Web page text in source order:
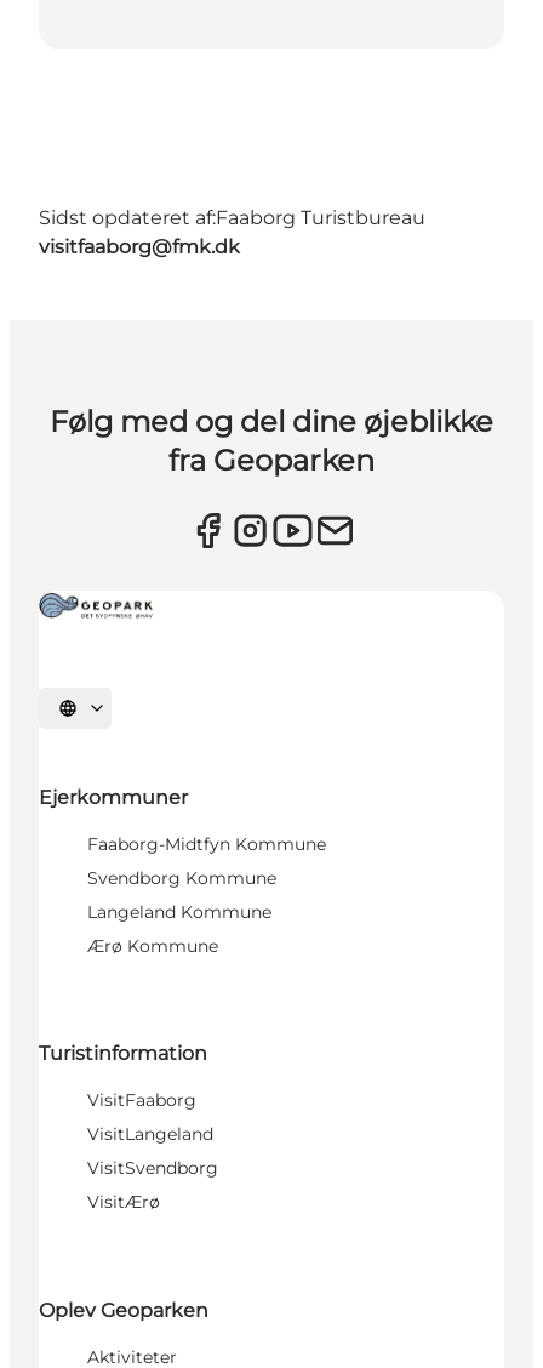
Sidst opdateret af:Faaborg Turistbureau
visitfaaborg@fmk.dk
Følg med og del dine øjeblikke
fra Geoparken
Vælg sprog
Ejerkommuner
Faaborg-Midtfyn Kommune
Svendborg Kommune
Langeland Kommune
Ærø Kommune
Turistinformation
VisitFaaborg
VisitLangeland
VisitSvendborg
VisitÆrø
Oplev Geoparken
Aktiviteter